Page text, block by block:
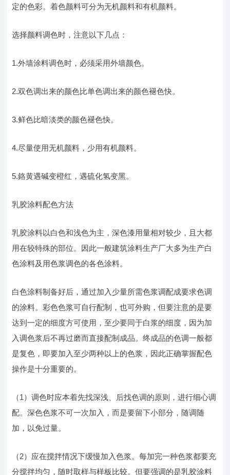
定的色彩。着色颜料可分为无机颜料和有机颜料。
选择颜料调色时，注意以下几点：
1.外墙涂料调色时，必须采用外墙颜色。
2.双色调出来的颜色比单色调出来的颜色褪色快。
3.鲜色比暗淡类的颜色褪色快。
4.尽量使用无机颜料，少用有机颜料。
5.鉻黄遇碱变橙红，遇硫化氢变黑。
乳胶涂料配色方法
乳胶涂料以白色和浅色为主，深色漆用量相对较少，且大都
用在较特殊的部位。因此一般建筑涂料生产厂大多为生产白
色涂料及用色浆调色的各色涂料。
白色涂料制备好后，通过加入少量所需色浆调配成要求色调
的涂料。彩色色浆可自行配制，也可外购，但要注意的是要
达到一定的细度方可使用，至少要同于白浆的细度，因为加
入调色浆后不再过磨而直接配制成品。终成品的色调一般都
是复色，即要加入至少两种以上的色浆，因此正确掌握配色
操作是十分重要的。
（1）调色时应本着先找深浅、后找色调的原则，进行细心调
配。深色色浆不可一次加入，而是要留下小部分，随调随
加，以免过量。
（2）应在搅拌情况下缓慢加入色浆。每加完一种色浆都要充
分搅拌均匀，随时取样与样板比较。但要强调的是乳胶涂料